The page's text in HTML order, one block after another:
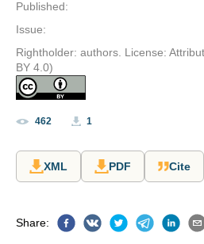
Published:
Issue:
Rightholder: authors. License:
BY 4.0)
462 1
XML PDF Cite
Share: